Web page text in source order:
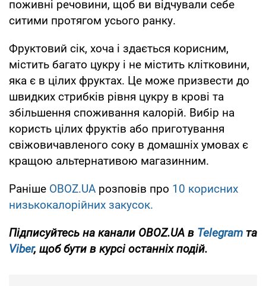
поживні речовини, щоб ви відчували себе
ситими протягом усього ранку.
Фруктовий сік, хоча і здається корисним,
містить багато цукру і не містить клітковини,
яка є в цілих фруктах. Це може призвести до
швидких стрибків рівня цукру в крові та
збільшення споживання калорій. Вибір на
користь цілих фруктів або приготування
свіжовичавленого соку в домашніх умовах є
кращою альтернативою магазинним.
Раніше OBOZ.UA розповів про 10 корисних
низькокалорійних закусок.
Підписуйтесь на канали OBOZ.UA в Telegram та
Viber, щоб бути в курсі останніх подій.